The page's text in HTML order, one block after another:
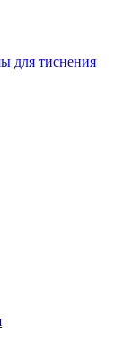
для тиснения